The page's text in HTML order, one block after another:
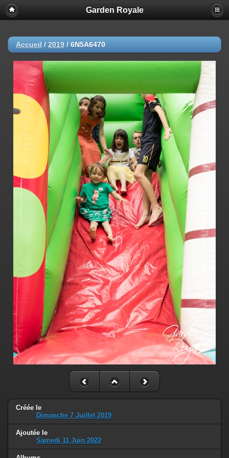
Garden Royale
Accueil / 2019 / 6N5A6470
Créée le
Dimanche 7 Juillet 2019
Ajoutée le
Samedi 11 Juin 2022